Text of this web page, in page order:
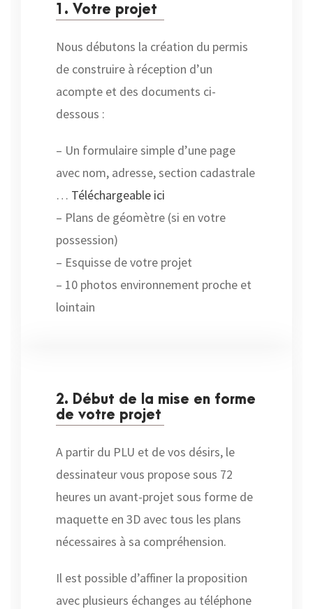
1. Votre projet
Nous débutons la création du permis
de construire à réception d’un
acompte et des documents ci-
dessous :
– Un formulaire simple d’une page
avec nom, adresse, section cadastrale
… Téléchargeable ici
– Plans de géomètre (si en votre
possession)
– Esquisse de votre projet
– 10 photos environnement proche et
lointain
2. Début de la mise en forme
de votre projet
A partir du PLU et de vos désirs, le
dessinateur vous propose sous 72
heures un avant-projet sous forme de
maquette en 3D avec tous les plans
nécessaires à sa compréhension.
Il est possible d’affiner la proposition
avec plusieurs échanges au téléphone